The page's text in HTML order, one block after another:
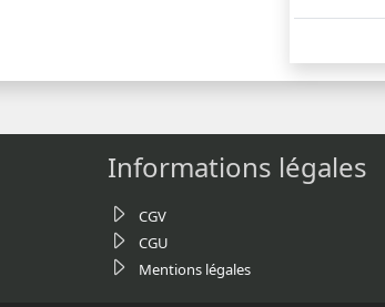
Informations légales
CGV
CGU
Mentions légales